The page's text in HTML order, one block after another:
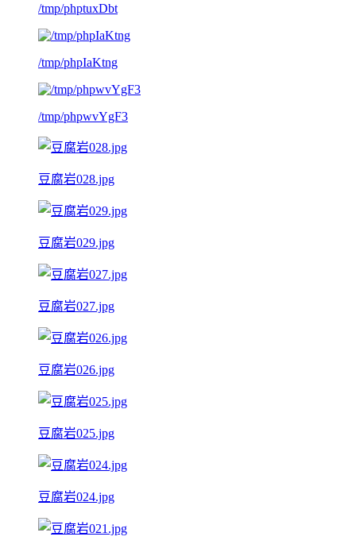
/tmp/phptuxDbt
/tmp/phpIaKtng
/tmp/phpwvYgF3
豆腐岩028.jpg
豆腐岩029.jpg
豆腐岩027.jpg
豆腐岩026.jpg
豆腐岩025.jpg
豆腐岩024.jpg